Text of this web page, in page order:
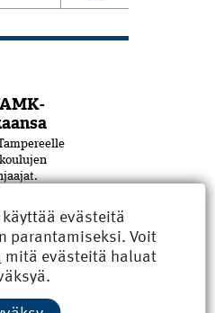
evästeitä
parantamiseksi. Voit
mitä evästeitä haluat